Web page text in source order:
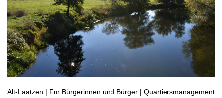
Alt-Laatzen | Für Bürgerinnen und Bürger | Quartiersmanagement